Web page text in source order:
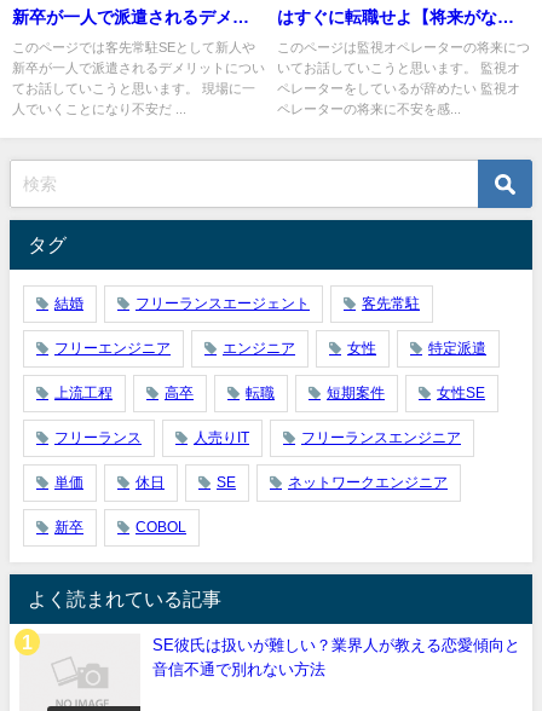
新卒が一人で派遣されるデメリ
ット5つ
このページでは客先常駐SEとして新人や
新卒が一人で派遣されるデメリットについ
てお話していこうと思います。 現場に一
人でいくことになり不安だ ...
はすぐに転職せよ【将来がない
ぞ！】
このページは監視オペレーターの将来につ
いてお話していこうと思います。 監視オ
ペレーターをしているが辞めたい 監視オ
ペレーターの将来に不安を感...
タグ
結婚 フリーランスエージェント 客先常駐
フリーエンジニア エンジニア 女性 特定派遣
上流工程 高卒 転職 短期案件 女性SE
フリーランス 人売りIT フリーランスエンジニア
単価 休日 SE ネットワークエンジニア
新卒 COBOL
よく読まれている記事
SE彼氏は扱いが難しい？業界人が教える恋愛傾向と
音信不通で別れない方法